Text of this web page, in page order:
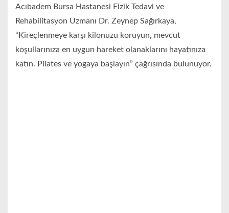
Acıbadem Bursa Hastanesi Fizik Tedavi ve
Rehabilitasyon Uzmanı Dr. Zeynep Sağırkaya,
“Kireçlenmeye karşı kilonuzu koruyun, mevcut
koşullarınıza en uygun hareket olanaklarını hayatınıza
katın. Pilates ve yogaya başlayın” çağrısında bulunuyor.